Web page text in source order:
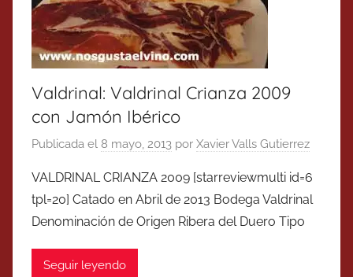
Valdrinal: Valdrinal Crianza 2009
con Jamón Ibérico
Publicada el 8 mayo, 2013 por Xavier Valls Gutierrez
VALDRINAL CRIANZA 2009 [starreviewmulti id=6
tpl=20] Catado en Abril de 2013 Bodega Valdrinal
Denominación de Origen Ribera del Duero Tipo
Seguir leyendo